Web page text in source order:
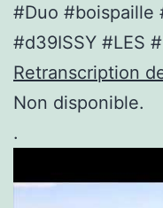
#Duo #boispaille
#d39ISSY #LES
Retranscription
Non disponible.
.